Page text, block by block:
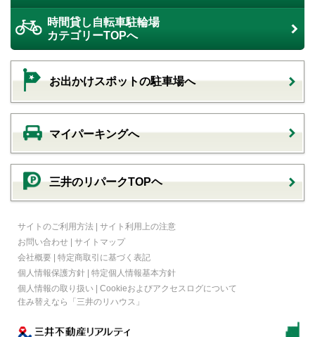
時間貸し自転車駐輪場
カテゴリーTOPへ
お出かけスポットの駐車場へ
マイパーキングへ
三井のリパークTOPヘ
サイトのご利用方法 | サイト利用上の注意
お問い合わせ | サイトマップ
会社概要 | 特定商取引に基づく表記
個人情報保護方針 | 特定個人情報基本方針
個人情報の取り扱い | Cookieおよびアクセスログについて
住み替えなら
「三井のリハウス」